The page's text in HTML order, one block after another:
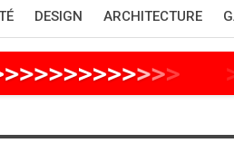
DESIGN ARCHITECTURE
>>>>>>>>>>>> >